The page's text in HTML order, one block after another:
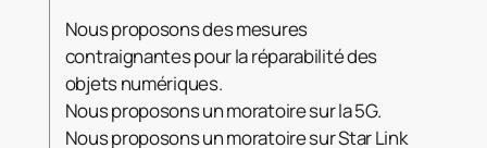
Nous proposons des mesures
contraignantes pour la réparabilité des
objets numériques.
Nous proposons un moratoire sur la 5G.
Nous proposons un moratoire sur Star Link